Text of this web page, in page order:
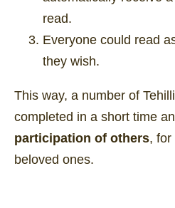
read.
Everyone could read
they wish.
This way, a number of
completed in a short time
participation of others, for
beloved ones.